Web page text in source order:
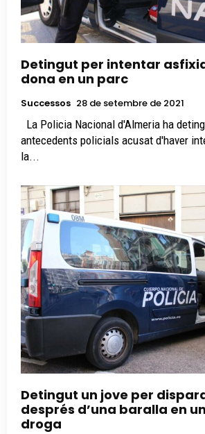
Detingut per intentar
dona en un parc
Successos 28 de setembre de 2021
antecedents policials acusat d'haver
la...
Detingut un jove per
després d’una baralla en
droga